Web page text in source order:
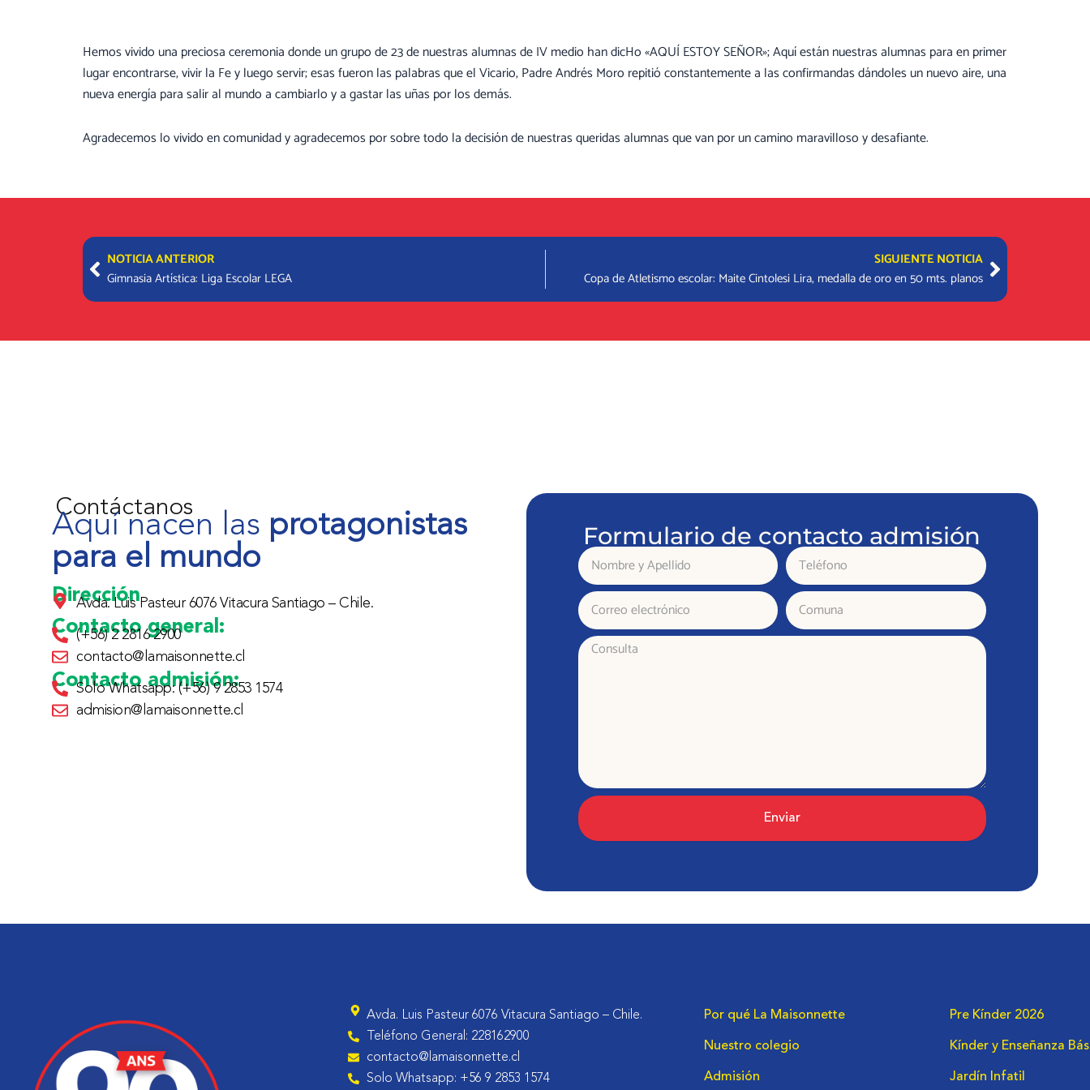
Hemos vivido una preciosa ceremonia donde un grupo de 23 de nuestras alumnas de IV medio han dicHo «AQUÍ ESTOY SEÑOR»; Aquí están nuestras alumnas para en primer
lugar encontrarse, vivir la Fe y luego servir; esas fueron las palabras que el Vicario, Padre Andrés Moro repitió constantemente a las confirmandas dándoles un nuevo aire, una
nueva energía para salir al mundo a cambiarlo y a gastar las uñas por los demás.
Agradecemos lo vivido en comunidad y agradecemos por sobre todo la decisión de nuestras queridas alumnas que van por un camino maravilloso y desafiante.
PrevNOTICIA ANTERIOR
Gimnasia Artística: Liga Escolar LEGA
SIGUIENTE NOTICIA
Copa de Atletismo escolar: Maite Cintolesi Lira, medalla de oro en 50 mts. planos
Next
Contáctanos
Aquí nacen las protagonistas
para el mundo
Dirección
Avda. Luis Pasteur 6076 Vitacura Santiago – Chile.
Contacto general:
(+56) 2 2816 2900
contacto@lamaisonnette.cl
Contacto admisión:
Solo Whatsapp: (+56) 9 2853 1574
admision@lamaisonnette.cl
Formulario de contacto admisión
Nombre
y
Apellido
Teléfono
Correo
electrónico
Comuna
Consulta
Enviar
Avda. Luis Pasteur 6076 Vitacura Santiago – Chile.
Teléfono General: 228162900
contacto@lamaisonnette.cl
Solo Whatsapp: +56 9 2853 1574
Por qué La Maisonnette
Nuestro colegio
Admisión
Pre Kínder 2026
Kínder y Enseñanza
Jardín Infatil